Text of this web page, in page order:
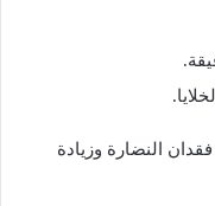
النضارة وزيادة